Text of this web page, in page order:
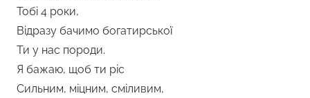
Тобі 4 роки,
Відразу бачимо богатирської
Ти у нас породи.
Я бажаю, щоб ти ріс
Сильним, міцним, сміливим,